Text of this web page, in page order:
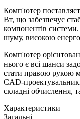
Комп'ютер
Вт, що забезпечує
компонентів
шуму, високою
Комп'ютер
нього є всі шанси
стати правою рукою
CAD-
складні обчислення,
Характеристики
Загальні